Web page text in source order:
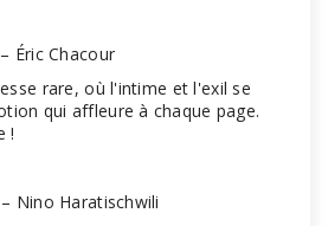
Éric Chacour
rare, où l'intime et l'exil se
qui affleure à chaque page.
!
Nino Haratischwili